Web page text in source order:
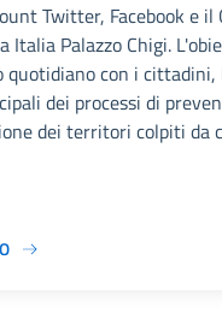
Twitter, Facebook e il
Italia Palazzo Chigi.
con i
dei processi di
dei territori colpiti da